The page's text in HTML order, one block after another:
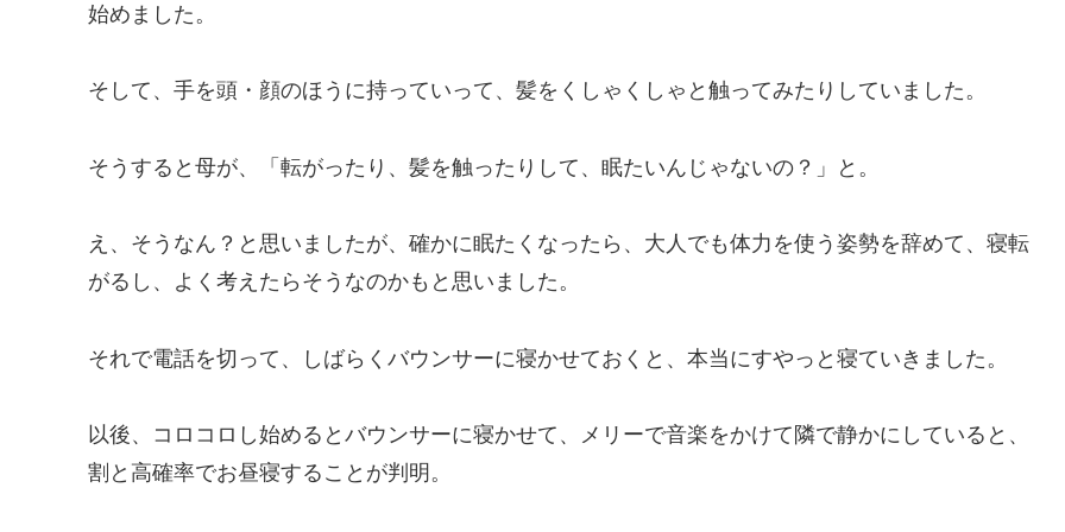
始めました。
そして、手を頭・顔のほうに持っていって、髪をくしゃくしゃと触ってみたりしていました。
そうすると母が、「転がったり、髪を触ったりして、眠たいんじゃないの？」と。
え、そうなん？と思いましたが、確かに眠たくなったら、大人でも体力を使う姿勢を辞めて、寝転
がるし、よく考えたらそうなのかもと思いました。
それで電話を切って、しばらくバウンサーに寝かせておくと、本当にすやっと寝ていきました。
以後、コロコロし始めるとバウンサーに寝かせて、メリーで音楽をかけて隣で静かにしていると、
割と高確率でお昼寝することが判明。